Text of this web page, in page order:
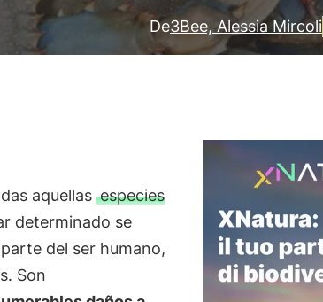
De3Bee, Alessia Mircoli
aquellas especies
determinado se
del ser humano,
Son